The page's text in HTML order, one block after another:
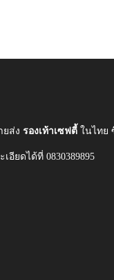
ยส่งรองเท้าเซฟตี้ในไทย
อียดได้ที่ 0830389895